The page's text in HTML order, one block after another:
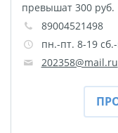
приглашения
Рамки и шары
Фотокарточки
Альбом брелок
превышат 300 руб.
89004521498
пн.-пт. 8-19
202358@mail.ru